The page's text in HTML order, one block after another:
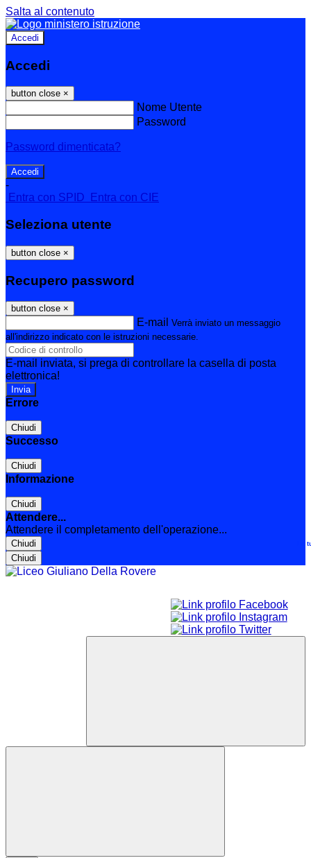
Salta al contenuto
Accedi
Accedi
button close ×
Nome Utente
Password
Password dimenticata?
-
Entra con SPID
Entra con CIE
Seleziona utente
button close ×
Recupero password
button close ×
E-mail Verrà inviato un messaggio
all'indirizzo indicato con le istruzioni necessarie.
E-mail inviata, si prega di controllare la casella di posta
elettronica!
Errore
Chiudi
Successo
Chiudi
Informazione
Chiudi
Attendere...
Attendere il completamento dell'operazione...
Chiudi
Chiudi
Le